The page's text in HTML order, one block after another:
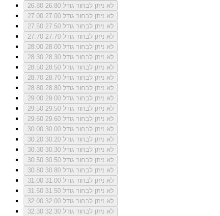
26.80
לא ניתן לבחור גודל 26.80
27.00
לא ניתן לבחור גודל 27.00
27.50
לא ניתן לבחור גודל 27.50
27.70
לא ניתן לבחור גודל 27.70
28.00
לא ניתן לבחור גודל 28.00
28.30
לא ניתן לבחור גודל 28.30
28.50
לא ניתן לבחור גודל 28.50
28.70
לא ניתן לבחור גודל 28.70
28.80
לא ניתן לבחור גודל 28.80
29.00
לא ניתן לבחור גודל 29.00
29.50
לא ניתן לבחור גודל 29.50
29.60
לא ניתן לבחור גודל 29.60
30.00
לא ניתן לבחור גודל 30.00
30.20
לא ניתן לבחור גודל 30.20
30.30
לא ניתן לבחור גודל 30.30
30.50
לא ניתן לבחור גודל 30.50
30.80
לא ניתן לבחור גודל 30.80
31.00
לא ניתן לבחור גודל 31.00
31.50
לא ניתן לבחור גודל 31.50
32.00
לא ניתן לבחור גודל 32.00
32.30
לא ניתן לבחור גודל 32.30